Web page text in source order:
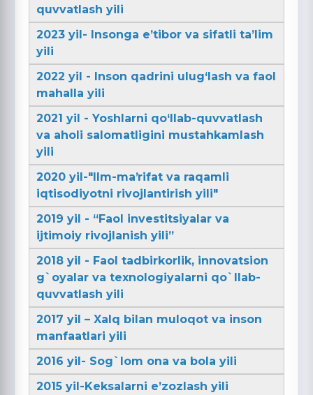
quvvatlash yili
2023 yil- Insonga e’tibor va sifatli ta’lim
yili
2022 yil - Inson qadrini ulug‘lash va faol
mahalla yili
2021 yil - Yoshlarni qo‘llab-quvvatlash
va aholi salomatligini mustahkamlash
yili
2020 yil-"Ilm-maʼrifat va raqamli
iqtisodiyotni rivojlantirish yili"
2019 yil - “Faol investitsiyalar va
ijtimoiy rivojlanish yili”
2018 yil - Faol tadbirkorlik, innovatsion
g`oyalar va texnologiyalarni qo`llab-
quvvatlash yili
2017 yil – Xalq bilan muloqot va inson
manfaatlari yili
2016 yil- Sog`lom ona va bola yili
2015 yil-Keksalarni e’zozlash yili